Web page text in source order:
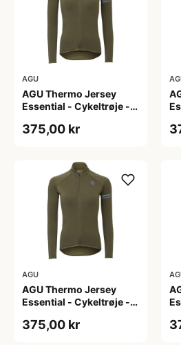
AGU
AGU Thermo Jersey
Essential - Cykeltrøje -
L
375,00 kr
M
AGU
AGU Thermo Jersey
Essential - Cykeltrøje -
S
375,00 kr
XL